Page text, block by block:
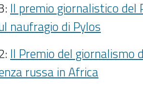
Il premio giornalistico del
naufragio di Pylos
Il Premio del giornalismo
russa in Africa